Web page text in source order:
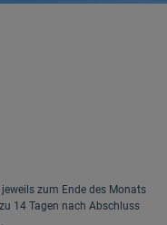
zum Ende des Monats
14 Tagen nach Abschluss